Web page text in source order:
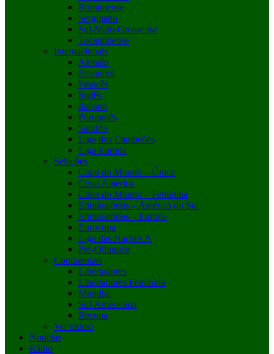
Roraimense
Sergipano
Sul-Mato-Grossense
Tocantinense
Internacionais
Alemão
Espanhol
Francês
Inglês
Italiano
Português
Saudita
Liga dos Campeões
Liga Europa
Seleções
Copa do Mundo – Única
Copa América
Copa do Mundo – Feminina
Eliminatórias – América do Sul
Eliminatórias – Europa
Eurocopa
Liga das Nações A
Pré-Olímpico
Continentais
Libertadores
Libertadores Feminina
Mundial
Sul-Americana
Recopa
Ver todos!
Notícias
Rádio